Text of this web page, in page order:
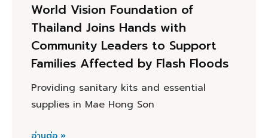
World Vision Foundation of
Thailand Joins Hands with
Community Leaders to Support
Families Affected by Flash Floods
Providing sanitary kits and essential
supplies in Mae Hong Son